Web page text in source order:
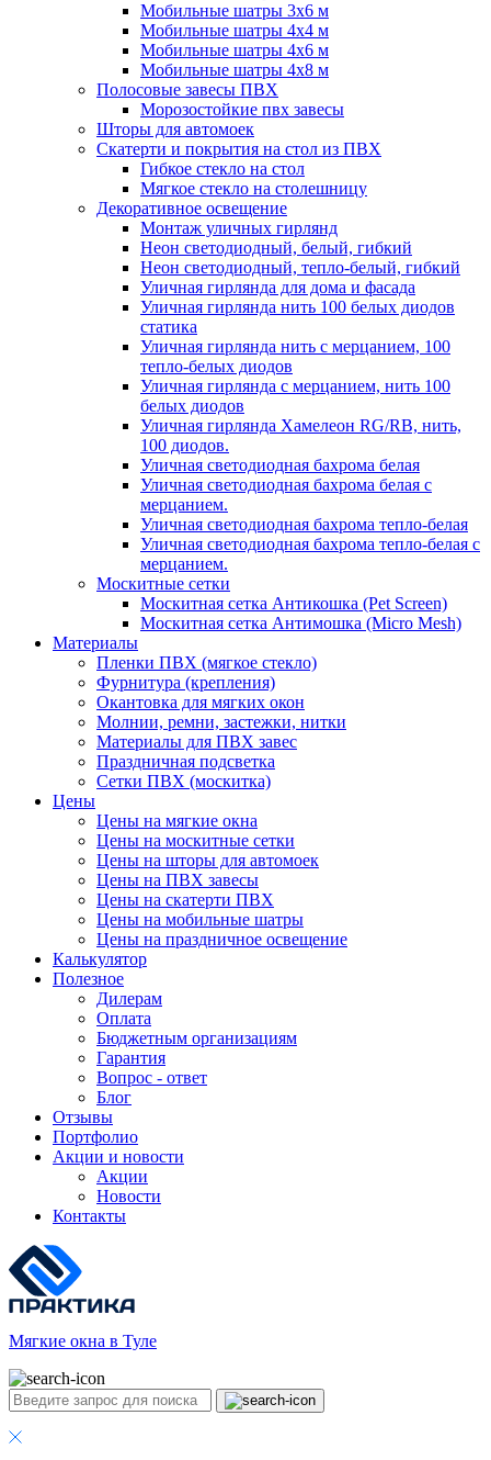
Мобильные шатры 3х6 м
Мобильные шатры 4х4 м
Мобильные шатры 4х6 м
Мобильные шатры 4х8 м
Полосовые завесы ПВХ
Морозостойкие пвх завесы
Шторы для автомоек
Скатерти и покрытия на стол из ПВХ
Гибкое стекло на стол
Мягкое стекло на столешницу
Декоративное освещение
Монтаж уличных гирлянд
Неон светодиодный, белый, гибкий
Неон светодиодный, тепло-белый, гибкий
Уличная гирлянда для дома и фасада
Уличная гирлянда нить 100 белых диодов
статика
Уличная гирлянда нить с мерцанием, 100
тепло-белых диодов
Уличная гирлянда с мерцанием, нить 100
белых диодов
Уличная гирлянда Хамелеон RG/RB, нить,
100 диодов.
Уличная светодиодная бахрома белая
Уличная светодиодная бахрома белая с
мерцанием.
Уличная светодиодная бахрома тепло-белая
Уличная светодиодная бахрома тепло-белая с
мерцанием.
Москитные сетки
Москитная сетка Антикошка (Pet Screen)
Москитная сетка Антимошка (Micro Mesh)
Материалы
Пленки ПВХ (мягкое стекло)
Фурнитура (крепления)
Окантовка для мягких окон
Молнии, ремни, застежки, нитки
Материалы для ПВХ завес
Праздничная подсветка
Сетки ПВХ (москитка)
Цены
Цены на мягкие окна
Цены на москитные сетки
Цены на шторы для автомоек
Цены на ПВХ завесы
Цены на скатерти ПВХ
Цены на мобильные шатры
Цены на праздничное освещение
Калькулятор
Полезное
Дилерам
Оплата
Бюджетным организациям
Гарантия
Вопрос - ответ
Блог
Отзывы
Портфолио
Акции и новости
Акции
Новости
Контакты
Мягкие окна в Туле